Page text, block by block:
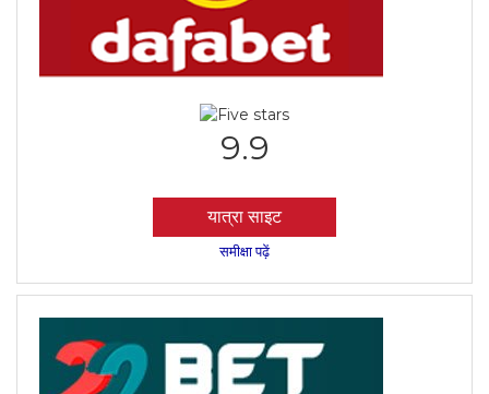
9.9
यात्रा साइट
समीक्षा पढ़ें